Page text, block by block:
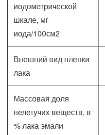
иодометрической
шкале, мг
иода/100см2
Внешний вид пленки
лака
Массовая доля
нелетучих веществ, в
% лака эмали